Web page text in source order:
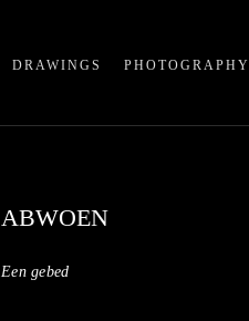
DRAWINGS PHOTOGRAPHY
ABWOEN
Een gebed